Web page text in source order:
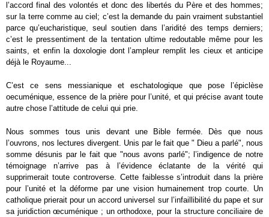
l’accord final des volontés et donc des libertés du Père et des hommes;
sur la terre comme au ciel; c’est la demande du pain vraiment substantiel
parce qu’eucharistique, seul soutien dans l’aridité des temps derniers;
c’est le pressentiment de la tentation ultime redoutable même pour les
saints, et enfin la doxologie dont l’ampleur remplit les cieux et anticipe
déjà le Royaume...
C’est ce sens messianique et eschatologique que pose l’épiclèse
oecuménique, essence de la prière pour l’unité, et qui précise avant toute
autre chose l’attitude de celui qui prie.
Nous sommes tous unis devant une Bible fermée. Dès que nous
l’ouvrons, nos lectures divergent. Unis par le fait que " Dieu a parlé", nous
somme désunis par le fait que "nous avons parlé"; l’indigence de notre
témoignage n’arrive pas à l’évidence éclatante de la vérité qui
supprimerait toute controverse. Cette faiblesse s’introduit dans la prière
pour l’unité et la déforme par une vision humainement trop courte. Un
catholique prierait pour un accord universel sur l’infaillibilité du pape et sur
sa juridiction œcuménique ; un orthodoxe, pour la structure conciliaire de